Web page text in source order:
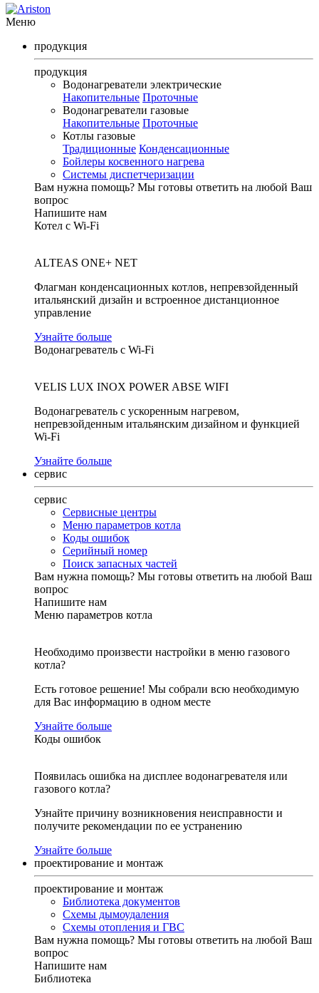
Меню
продукция
продукция
Водонагреватели электрические
Накопительные Проточные
Водонагреватели газовые
Накопительные Проточные
Котлы газовые
Традиционные Конденсационные
Бойлеры косвенного нагрева
Системы диспетчеризации
Вам нужна помощь? Мы готовы ответить на любой Ваш
вопрос
Напишите нам
Котел с Wi-Fi
ALTEAS ONE+ NET
Флагман конденсационных котлов, непревзойденный
итальянский дизайн и встроенное дистанционное
управление
Узнайте больше
Водонагреватель с Wi-Fi
VELIS LUX INOX POWER ABSE WIFI
Водонагреватель с ускоренным нагревом,
непревзойденным итальянским дизайном и функцией
Wi-Fi
Узнайте больше
сервис
сервис
Сервисные центры
Меню параметров котла
Коды ошибок
Серийный номер
Поиск запасных частей
Вам нужна помощь? Мы готовы ответить на любой Ваш
вопрос
Напишите нам
Меню параметров котла
Необходимо произвести настройки в меню газового
котла?
Есть готовое решение! Мы собрали всю необходимую
для Вас информацию в одном месте
Узнайте больше
Коды ошибок
Появилась ошибка на дисплее водонагревателя или
газового котла?
Узнайте причину возникновения неисправности и
получите рекомендации по ее устранению
Узнайте больше
проектирование и монтаж
проектирование и монтаж
Библиотека документов
Схемы дымоудаления
Схемы отопления и ГВС
Вам нужна помощь? Мы готовы ответить на любой Ваш
вопрос
Напишите нам
Библиотека